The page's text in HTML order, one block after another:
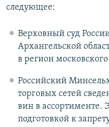
Все сайты РСЕ/РС
следующее:
Верховный суд
Архангельской
в регион
Российский
торговых сетей
вин в ассортименте.
подготовкой к